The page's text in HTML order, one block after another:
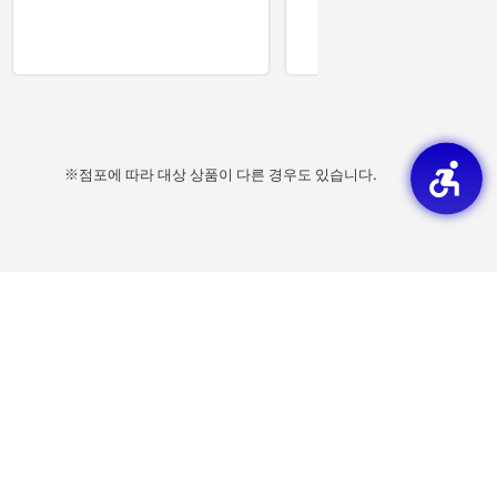
※점포에 따라 대상 상품이 다른 경우도 있습니다.